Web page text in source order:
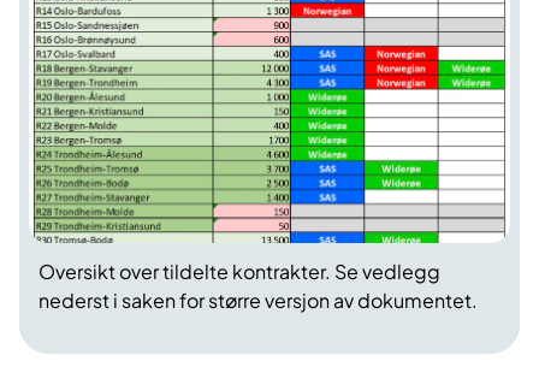
Oversikt over tildelte kontrakter. Se vedlegg
nederst i saken for større versjon av dokumentet.